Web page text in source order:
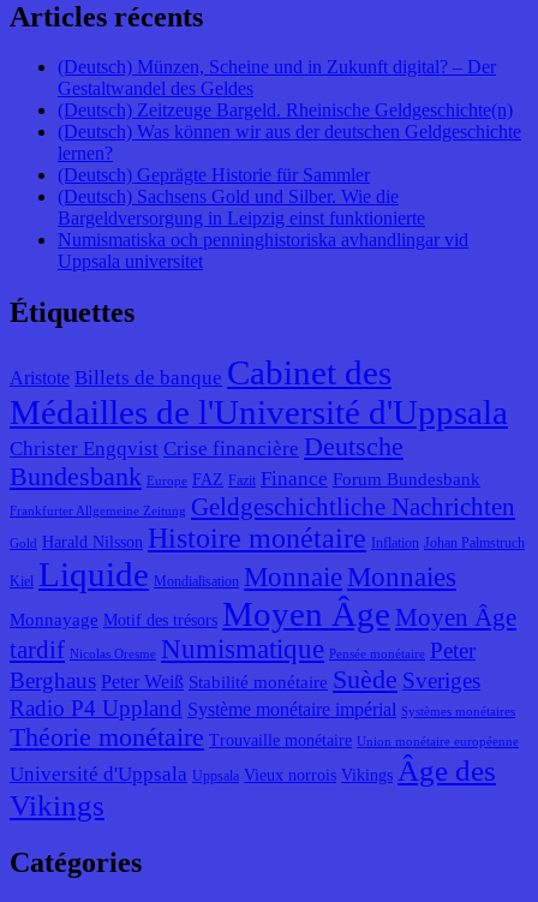
Articles récents
(Deutsch) Münzen, Scheine und in Zukunft digital? – Der
Gestaltwandel des Geldes
(Deutsch) Zeitzeuge Bargeld. Rheinische Geldgeschichte(n)
(Deutsch) Was können wir aus der deutschen Geldgeschichte
lernen?
(Deutsch) Geprägte Historie für Sammler
(Deutsch) Sachsens Gold und Silber. Wie die
Bargeldversorgung in Leipzig einst funktionierte
Numismatiska och penninghistoriska avhandlingar vid
Uppsala universitet
Étiquettes
Aristote Billets de banque Cabinet des
Médailles de l'Université d'Uppsala
Christer Engqvist Crise financière Deutsche
Bundesbank
Europe FAZ Fazit Finance Forum Bundesbank
Frankfurter Allgemeine Zeitung Geldgeschichtliche Nachrichten
Gold Harald Nilsson Histoire monétaire Inflation Johan Palmstruch
Kiel Liquide Mondialisation Monnaie Monnaies
Monnayage Motif des trésors Moyen Âge Moyen Âge
tardif Nicolas Oresme Numismatique Pensée monétaire Peter
Berghaus Peter Weiß Stabilité monétaire Suède Sveriges
Radio P4 Uppland Système monétaire impérial Systèmes monétaires
Théorie monétaire Trouvaille monétaire Union monétaire européenne
Université d'Uppsala Uppsala Vieux norrois Vikings Âge des
Vikings
Catégories